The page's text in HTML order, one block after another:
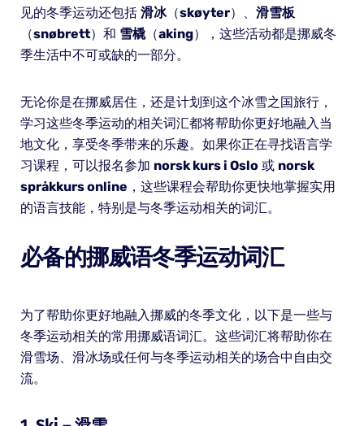
见的冬季运动还包括 滑冰（skøyter）、 滑雪板
（snøbrett）和 雪橇（aking），这些活动都是挪威冬
季生活中不可或缺的一部分。
无论你是在挪威居住，还是计划到这个冰雪之国旅行，
学习这些冬季运动的相关词汇都将帮助你更好地融入当
地文化，享受冬季带来的乐趣。如果你正在寻找语言学
习课程，可以报名参加 norsk kurs i Oslo或 norsk
språkkurs online ，这些课程会帮助你更快地掌握实用
的语言技能，特别是与冬季运动相关的词汇。
必备的挪威语冬季运动词汇
为了帮助你更好地融入挪威的冬季文化，以下是一些与
冬季运动相关的常用挪威语词汇。这些词汇将帮助你在
滑雪场、滑冰场或任何与冬季运动相关的场合中自由交
流。